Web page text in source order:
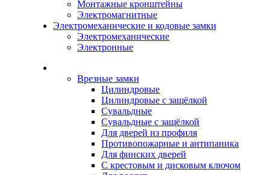
Монтажные кронштейны
Электромагнитные
Электромеханические и кодовые замки
Электромеханические
Электронные
Врезные замки
Цилиндровые
Цилиндровые с защёлкой
Сувальдные
Сувальдные с защёлкой
Для дверей из профиля
Противопожарные и антипаника
Для финских дверей
С крестовым и дисковым ключом